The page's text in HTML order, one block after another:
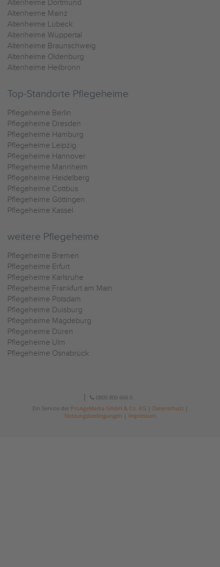
Altenheime Dortmund
Altenheime Mainz
Altenheime Lübeck
Altenheime Wuppertal
Altenheime Braunschweig
Altenheime Oldenburg
Altenheime Heilbronn
Top-Standorte Pflegeheime
Pflegeheime Berlin
Pflegeheime Dresden
Pflegeheime Hamburg
Pflegeheime Leipzig
Pflegeheime Hannover
Pflegeheime Mannheim
Pflegeheime Heidelberg
Pflegeheime Cottbus
Pflegeheime Göttingen
Pflegeheime Kassel
weitere Pflegeheime
Pflegeheime Bremen
Pflegeheime Erfurt
Pflegeheime Karlsruhe
Pflegeheime Frankfurt am Main
Pflegeheime Potsdam
Pflegeheime Duisburg
Pflegeheime Magdeburg
Pflegeheime Düren
Pflegeheime Ulm
Pflegeheime Osnabrück
0800 800 666 0
Ein Service der ProAgeMedia GmbH & Co. KG Datenschutz|
Nutzungsbedingungen
Impressum